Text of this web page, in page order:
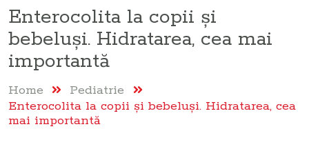
Enterocolita la copii şi
bebeluşi. Hidratarea, cea mai
importantă
Home
Pediatrie
Enterocolita la copii şi bebeluşi. Hidratarea, cea
mai importantă